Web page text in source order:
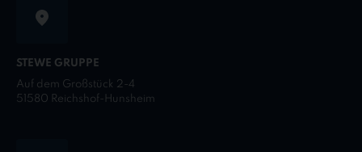
STEWE GRUPPE
Auf dem Großstück 2-4
51580 Reichshof-Hunsheim